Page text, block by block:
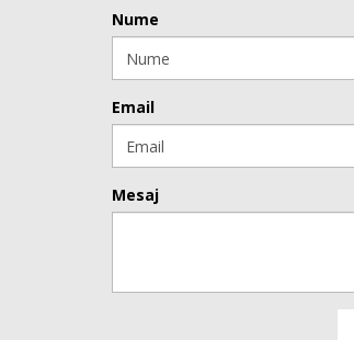
Nume
Email
Mesaj